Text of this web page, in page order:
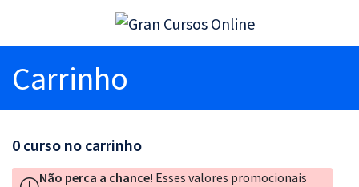
Carrinho
0 curso no carrinho
Não perca a chance! Esses valores promocionais